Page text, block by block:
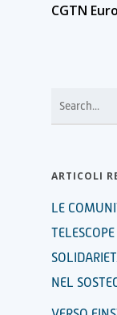
CGTN
ARTICOLI
LE
NEL